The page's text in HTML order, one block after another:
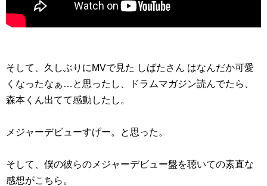
そして、久しぶりにMVで見た しばたさん はなんだか可愛
くなったなぁ…と思ったし、ドラムマガジン読んでたら、
森本くん出てて感動したし。
メジャーデビューすげー。と思った。
そして、僕の彼らのメジャーデビュー盤を聴いての素直な
感想がこちら。